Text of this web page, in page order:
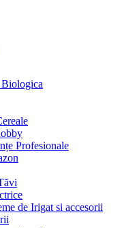
Biologica
Profesionale
de Irigat si accesorii